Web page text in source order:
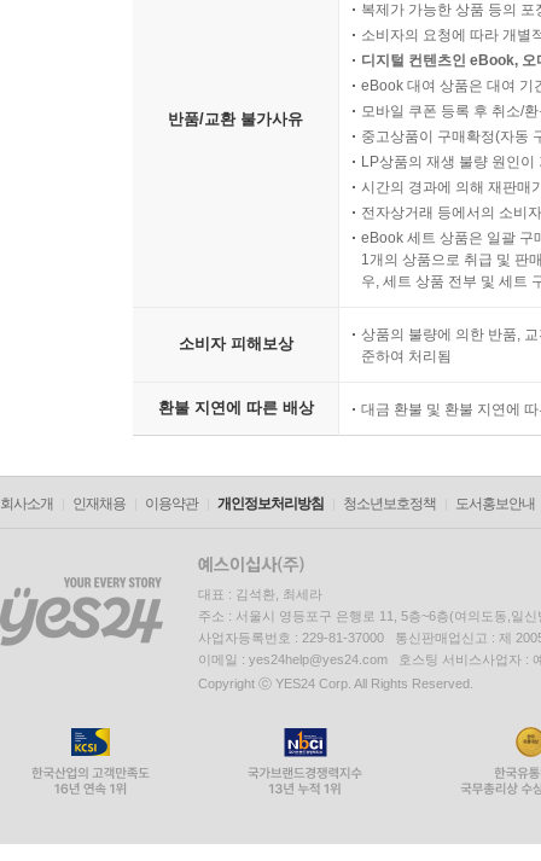
반품/교환 불가사유
복제가 가능한 상품 등의
소비자의 요청에 따라 개별
디지털 컨텐츠인 eBook,
eBook 대여 상품은 대여 기
모바일 쿠폰 등록 후 취소/
중고상품이 구매확정(자동
LP상품의 재생 불량 원인
시간의 경과에 의해 재판매
전자상거래 등에서의 소비
eBook 세트 상품은 일괄 구
1개의 상품으로 취급 및 판
우, 세트 상품 전부 및 세트
소비자 피해보상
상품의 불량에 의한 반품,
준하여 처리됨
환불 지연에 따른 배상 대금 환불 및 환불 지연에
회사소개 인재채용 이용약관 개인정보처리방침 청소년보호정책 도서홍보안내
대표 : 김석환, 최세라
주소 : 서울시 영등포구 은행로 11, 5층~6층(여의도동,일신
사업자등록번호 : 229-81-37000 통신판매업신고 : 제
이메일 : yes24help@yes24.com 호스팅 서비스사업자 :
Copyright ⓒ YES24 Corp. All Rights Reserved.